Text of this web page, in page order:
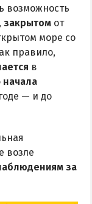
возможность
закрытом от
море со
правило,
в
начала
— и до
возле
за